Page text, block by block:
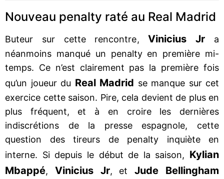
Nouveau penalty raté au Real Madrid
Buteur sur cette rencontre,Vinicius Jr a
néanmoins manqué un penalty en première mi-
temps. Ce n’est clairement pas la première fois
qu’un joueur du Real Madrid se manque sur cet
exercice cette saison. Pire, cela devient de plus en
plus fréquent, et à en croire les dernières
indiscrétions de la presse espagnole, cette
question des tireurs de penalty inquiète en
interne. Si depuis le début de la saison, Kylian
Mbappé, Vinicius Jr, etJude Bellingham